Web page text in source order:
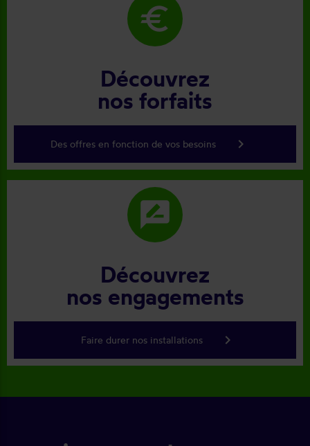
euro
Découvrez
nos forfaits
Des offres en fonction de vos besoins keyboard_arrow_right
rate_review
Découvrez
nos engagements
Faire durer nos installations keyboard_arrow_right